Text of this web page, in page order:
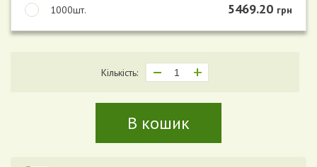
1000шт. 5469.20 грн
Кількість:
В кошик